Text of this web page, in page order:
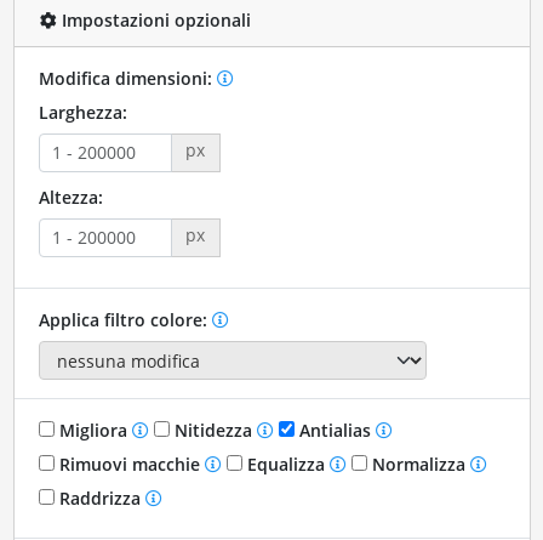
Impostazioni opzionali
Modifica dimensioni:
Larghezza:
px
Altezza:
px
Applica filtro colore:
Migliora Nitidezza
Antialias
Rimuovi macchie
Equalizza
Normalizza
Raddrizza